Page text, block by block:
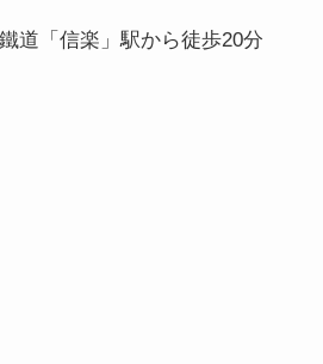
道「信楽」駅から徒歩20分